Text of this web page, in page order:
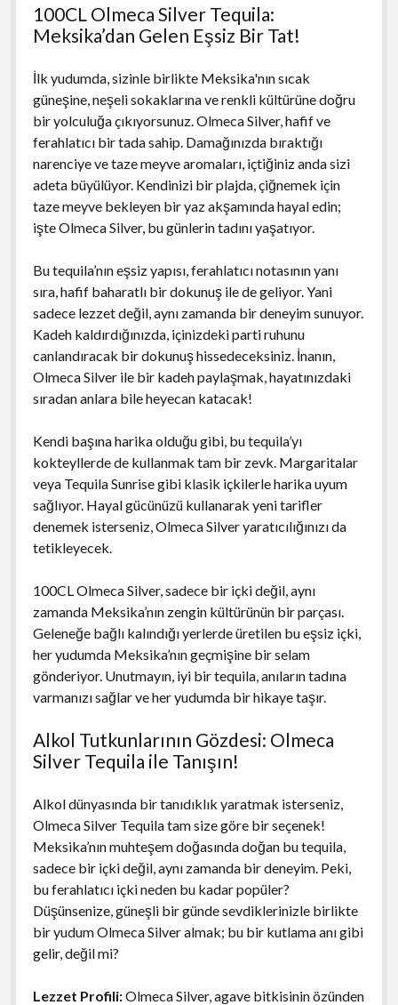
100CL Olmeca Silver Tequila:
Meksika’dan Gelen Eşsiz Bir Tat!
İlk yudumda, sizinle birlikte Meksika'nın sıcak
güneşine, neşeli sokaklarına ve renkli kültürüne doğru
bir yolculuğa çıkıyorsunuz. Olmeca Silver, hafif ve
ferahlatıcı bir tada sahip. Damağınızda bıraktığı
narenciye ve taze meyve aromaları, içtiğiniz anda sizi
adeta büyülüyor. Kendinizi bir plajda, çiğnemek için
taze meyve bekleyen bir yaz akşamında hayal edin;
işte Olmeca Silver, bu günlerin tadını yaşatıyor.
Bu tequila’nın eşsiz yapısı, ferahlatıcı notasının yanı
sıra, hafif baharatlı bir dokunuş ile de geliyor. Yani
sadece lezzet değil, aynı zamanda bir deneyim sunuyor.
Kadeh kaldırdığınızda, içinizdeki parti ruhunu
canlandıracak bir dokunuş hissedeceksiniz. İnanın,
Olmeca Silver ile bir kadeh paylaşmak, hayatınızdaki
sıradan anlara bile heyecan katacak!
Kendi başına harika olduğu gibi, bu tequila’yı
kokteyllerde de kullanmak tam bir zevk. Margaritalar
veya Tequila Sunrise gibi klasik içkilerle harika uyum
sağlıyor. Hayal gücünüzü kullanarak yeni tarifler
denemek isterseniz, Olmeca Silver yaratıcılığınızı da
tetikleyecek.
100CL Olmeca Silver, sadece bir içki değil, aynı
zamanda Meksika’nın zengin kültürünün bir parçası.
Geleneğe bağlı kalındığı yerlerde üretilen bu eşsiz içki,
her yudumda Meksika’nın geçmişine bir selam
gönderiyor. Unutmayın, iyi bir tequila, anıların tadına
varmanızı sağlar ve her yudumda bir hikaye taşır.
Alkol Tutkunlarının Gözdesi: Olmeca
Silver Tequila ile Tanışın!
Alkol dünyasında bir tanıdıklık yaratmak isterseniz,
Olmeca Silver Tequila tam size göre bir seçenek!
Meksika’nın muhteşem doğasında doğan bu tequila,
sadece bir içki değil, aynı zamanda bir deneyim. Peki,
bu ferahlatıcı içki neden bu kadar popüler?
Düşünsenize, güneşli bir günde sevdiklerinizle birlikte
bir yudum Olmeca Silver almak; bu bir kutlama anı gibi
gelir, değil mi?
Lezzet Profili:Olmeca Silver, agave bitkisinin özünden